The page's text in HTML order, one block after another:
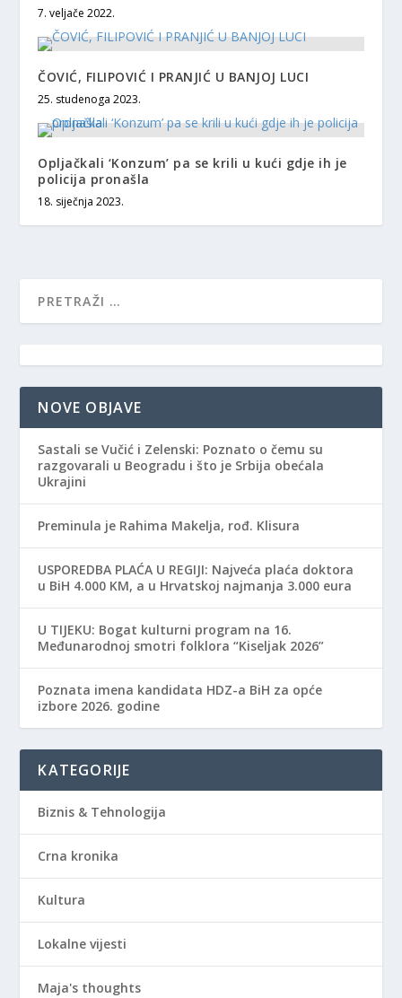
7. veljače 2022.
ČOVIĆ, FILIPOVIĆ I PRANJIĆ U BANJOJ LUCI
25. studenoga 2023.
Opljačkali ‘Konzum’ pa se krili u kući gdje ih je
policija pronašla
18. siječnja 2023.
NOVE OBJAVE
Sastali se Vučić i Zelenski: Poznato o čemu su
razgovarali u Beogradu i što je Srbija obećala
Ukrajini
Preminula je Rahima Makelja, rođ. Klisura
USPOREDBA PLAĆA U REGIJI: Najveća plaća doktora
u BiH 4.000 KM, a u Hrvatskoj najmanja 3.000 eura
​U TIJEKU: Bogat kulturni program na 16.
Međunarodnoj smotri folklora “Kiseljak 2026”
Poznata imena kandidata HDZ-a BiH za opće
izbore 2026. godine
KATEGORIJE
Biznis & Tehnologija
Crna kronika
Kultura
Lokalne vijesti
Maja's thoughts